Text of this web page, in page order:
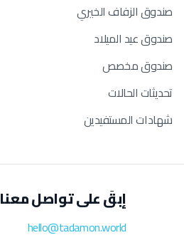
صندوق الزفاف الخيري
صندوق عيد الميلاد
صندوق مخصص
تحديثات الحالات
شهادات المستفيدين
إبقَ على تواصل معنا
hello@tadamon.world